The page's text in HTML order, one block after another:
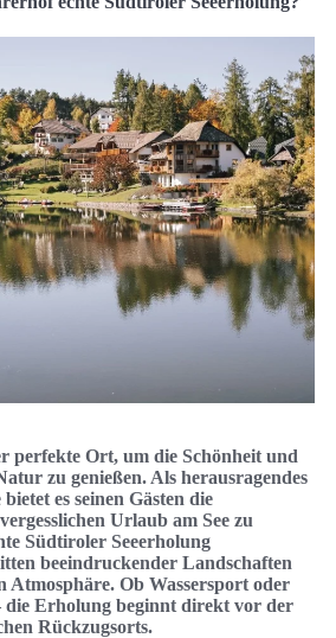
perfekte Ort, um die Schönheit und
zu genießen. Als herausragendes
es seinen Gästen die
Urlaub am See zu
Südtiroler Seeerholung
beeindruckender Landschaften
Atmosphäre. Ob Wassersport oder
Erholung beginnt direkt vor der
Rückzugsorts.